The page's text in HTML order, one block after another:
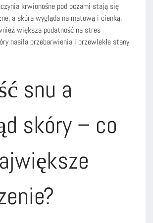
krwionośne pod oczami stają się
a skóra wygląda na matową i cienką.
większa podatność na stres
nasila przebarwienia i przewlekłe stany
snu a
skóry – co